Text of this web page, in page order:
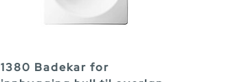
1380 Badekar for